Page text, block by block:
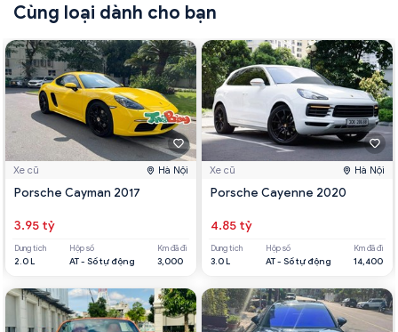
Cùng loại dành cho bạn
Xe cũ Hà Nội
Porsche Cayman 2017
3.95 tỷ
Dung tích
2.0 L
Hộp số
AT - Số tự động
Km đã đi
3,000
Xe cũ Hà Nội
Porsche Cayenne 2020
4.85 tỷ
Dung tích
3.0 L
Hộp số
AT - Số tự động
Km đã đi
14,400